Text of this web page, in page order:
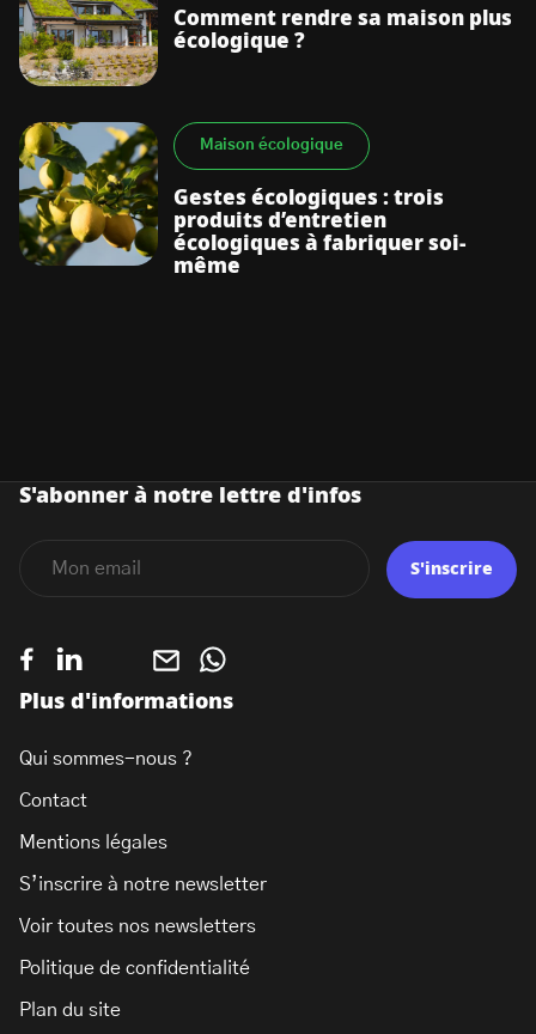
Comment rendre sa maison plus
écologique ?
Maison écologique
Gestes écologiques : trois
produits d’entretien
écologiques à fabriquer soi-
même
Plus d'informations
Qui sommes-nous ?
Contact
Mentions légales
S’inscrire à notre newsletter
Voir toutes nos newsletters
Politique de confidentialité
Plan du site
S'abonner à notre lettre d'infos
S'inscrire